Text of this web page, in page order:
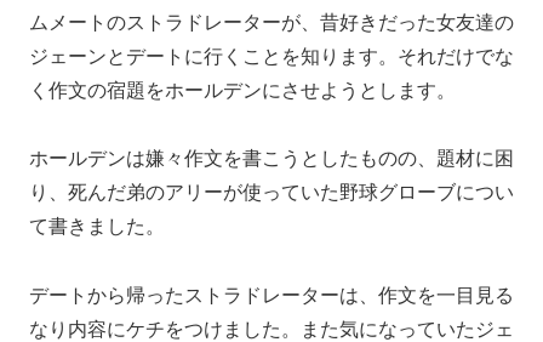
ムメートのストラドレーターが、昔好きだった女友達の
ジェーンとデートに行くことを知ります。それだけでな
く作文の宿題をホールデンにさせようとします。
ホールデンは嫌々作文を書こうとしたものの、題材に困
り、死んだ弟のアリーが使っていた野球グローブについ
て書きました。
デートから帰ったストラドレーターは、作文を一目見る
なり内容にケチをつけました。また気になっていたジェ